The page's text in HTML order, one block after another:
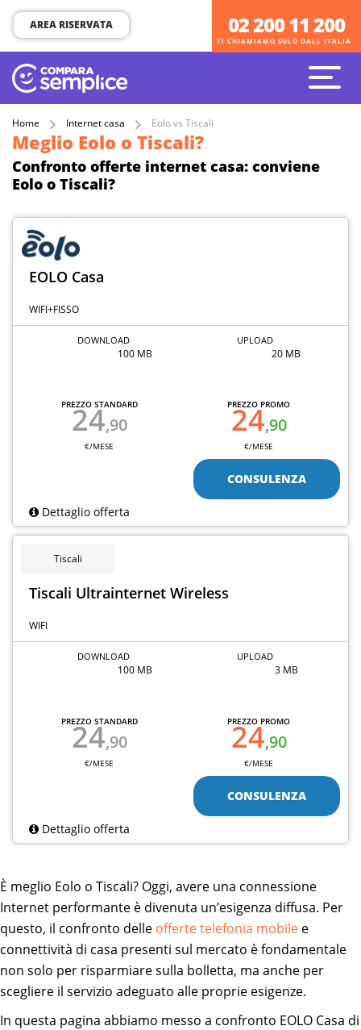
TI CHIAMIAMO SOLO DALL'ITALIA
02 200 11 200
AREA RISERVATA
Home Internet casa Eolo vs Tiscali
Meglio Eolo o Tiscali?
Confronto offerte internet casa: conviene
Eolo o Tiscali?
EOLO Casa
WIFI+FISSO
DOWNLOAD
100 MB
UPLOAD
20 MB
PREZZO STANDARD
24,90
€/MESE
PREZZO PROMO
24,90
€/MESE
CONSULENZA
Dettaglio offerta
Tiscali
Tiscali Ultrainternet Wireless
WIFI
DOWNLOAD
100 MB
UPLOAD
3 MB
PREZZO STANDARD
24,90
€/MESE
PREZZO PROMO
24,90
€/MESE
CONSULENZA
Dettaglio offerta
È meglio Eolo o Tiscali? Oggi, avere una connessione
Internet performante è divenuta un’esigenza diffusa. Per
questo, il confronto delle offerte telefonia mobile e
connettività di casa presenti sul mercato è fondamentale
non solo per risparmiare sulla bolletta, ma anche per
scegliere il servizio adeguato alle proprie esigenze.
In questa pagina abbiamo messo a confronto EOLO Casa di
TI CHIAMIAMO SOLO DALL'ITALIA
02 200 11 200